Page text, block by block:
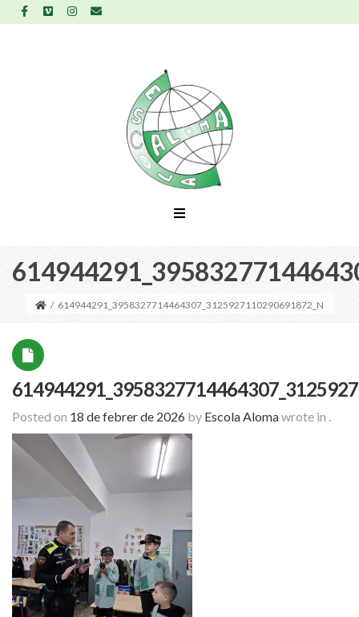
/ 614944291_3958327714464307_3125927110290691872_N
Posted on 18 de febrer de 2026 by Escola Alomawrote in .